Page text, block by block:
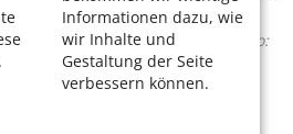
Informationen dazu, wie
wir Inhalte und
Gestaltung der Seite
verbessern können.
einer Streckung 20 Sekunden
seitliche Rumpfmuskulatur. Foto:
gefragt